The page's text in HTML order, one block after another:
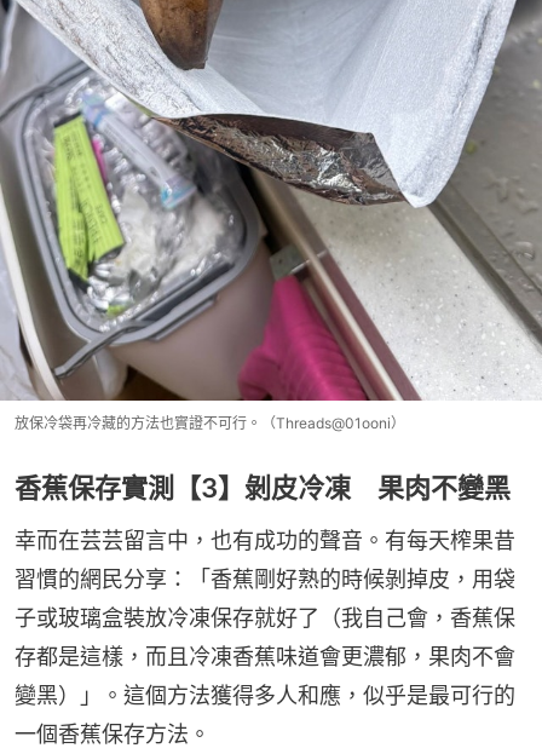
放保冷袋再冷藏的方法也實證不可行。（Threads@01ooni）
香蕉保存實測【3】剝皮冷凍 果肉不變黑
幸而在芸芸留言中，也有成功的聲音。有每天榨果昔
習慣的網民分享：「香蕉剛好熟的時候剝掉皮，用袋
子或玻璃盒裝放冷凍保存就好了（我自己會，香蕉保
存都是這樣，而且冷凍香蕉味道會更濃郁，果肉不會
變黑）」。這個方法獲得多人和應，似乎是最可行的
一個香蕉保存方法。